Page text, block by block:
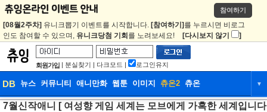
참여하기
[08월2주차] 유니크뽑기 이벤트를 시작합니다. [참여하기] 를 누르시면 비로그
인도 참여할 수 있으며, 유니크당첨 기회 를 노려보세요! [다시보지 않기 ]
회원가입 | 분실찾기 | 다크모드 | 로그인유지
DB 뉴스 커뮤니티 애니만화 웹툰 이미지 츄온2 츄온 ▼
DB 뉴스 커뮤니티 애니만화
7월신작애니 [ 여성향 게임 세계는 모브에게 가혹한 세계입니다